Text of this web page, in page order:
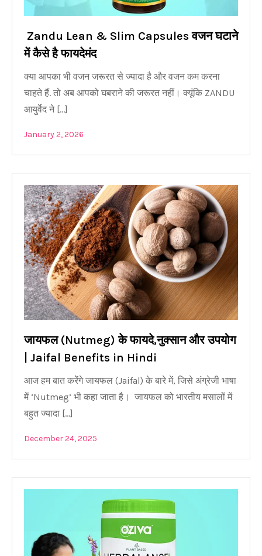
Zandu Lean & Slim Capsules वजन घटाने
में कैसे है फायदेमंद
क्या आपका भी वजन जरूरत से ज्यादा है और वजन कम करना
चाहते हैं. तो अब आपको घबराने की जरूरत नहीं। क्यूंकि ZANDU
आयुर्वेद ने […]
January 2, 2026
जायफल (Nutmeg) के फायदे,नुक्सान और उपयोग
| Jaifal Benefits in Hindi
आज हम बात करेेंगे जायफल (Jaifal) के बारे में, जिसे अंग्रेजी भाषा
में ‘Nutmeg’ भी कहा जाता है। जायफल को भारतीय मसालों में
बहुत ज्यादा […]
December 24, 2025